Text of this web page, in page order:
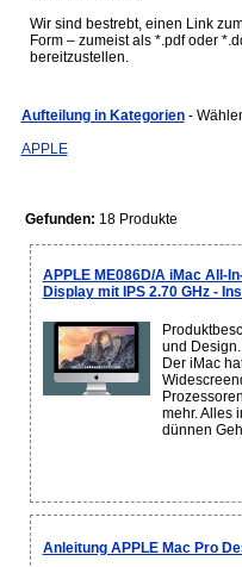
Wir sind bestrebt, einen Link
Form – zumeist als *.pdf oder
bereitzustellen.
Aufteilung in Kategorien -
APPLE
Gefunden: 18 Produkte
APPLE ME086D/A iMac All-
Display mit IPS 2.70 GHz -
und
Der iMac
mehr. Alles
dünnen
Anleitung APPLE Mac Pro